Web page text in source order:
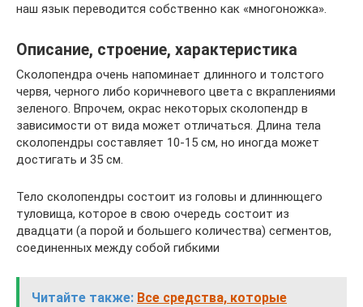
наш язык переводится собственно как «многоножка».
Описание, строение, характеристика
Сколопендра очень напоминает длинного и толстого
червя, черного либо коричневого цвета с вкраплениями
зеленого. Впрочем, окрас некоторых сколопендр в
зависимости от вида может отличаться. Длина тела
сколопендры составляет 10-15 см, но иногда может
достигать и 35 см.
Тело сколопендры состоит из головы и длиннющего
туловища, которое в свою очередь состоит из
двадцати (а порой и большего количества) сегментов,
соединенных между собой гибкими
Читайте также: Все средства, которые